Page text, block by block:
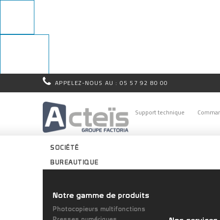
APPELEZ-NOUS AU : 05 57 92 80 00
Support technique
SOCIÉTÉ
BUREAUTIQUE
Notre gamme de produits
Photocopieurs multifonctions